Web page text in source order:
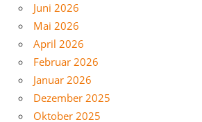
Juni 2026
Mai 2026
April 2026
Februar 2026
Januar 2026
Dezember 2025
Oktober 2025